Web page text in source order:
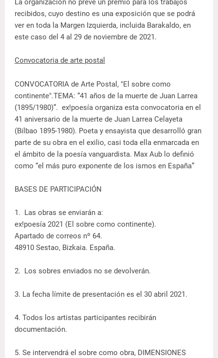
La organización no prevé un premio para los trabajos
recibidos, cuyo destino es una exposición que se podrá
ver en toda la Margen Izquierda, incluida Barakaldo, en
este caso del 4 al 29 de noviembre de 2021.
Convocatoria de arte postal
CONVOCATORIA de Arte Postal, "El sobre como
continente".TEMA: “41 años de la muerte de Juan Larrea
(1895/1980)”. ex!poesía organiza esta convocatoria en el
41 aniversario de la muerte de Juan Larrea Celayeta
(Bilbao 1895-1980). Poeta y ensayista que desarrolló gran
parte de su obra en el exilio, casi toda ella enmarcada en
el ámbito de la poesía vanguardista. Max Aub lo definió
como “el más puro exponente de los ismos en España”
BASES DE PARTICIPACIÓN
1. Las obras se enviarán a:
ex!poesía 2021 (El sobre como continente).
Apartado de correos nº 64.
48910 Sestao, Bizkaia. España.
2. Los sobres enviados no se devolverán.
3. La fecha límite de presentación es el 30 abril 2021.
4. Todos los artistas participantes recibirán
documentación.
5. Se intervendrá el sobre como obra, DIMENSIONES